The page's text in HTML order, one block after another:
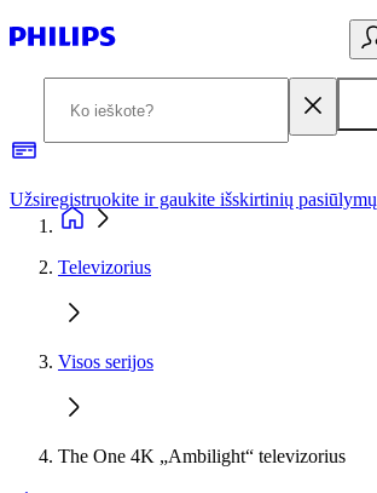
Užsiregistruokite ir gaukite išskirtinių pasiūlymų
Televizorius
Visos serijos
The One 4K „Ambilight“ televizorius